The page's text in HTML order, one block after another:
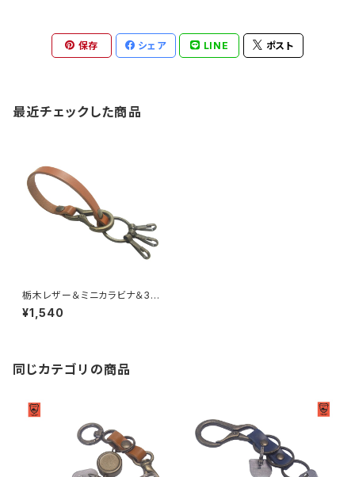
保存 シェア LINE ポスト
最近チェックした商品
栃木レザー＆ミニカラビナ＆3連
フック アンティークカラー ロン
グキーホルダー highstyle ハ
¥1,540
同じカテゴリの商品